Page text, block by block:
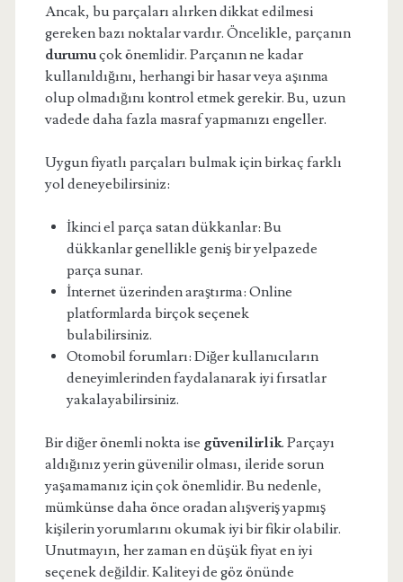
Ancak, bu parçaları alırken dikkat edilmesi
gereken bazı noktalar vardır. Öncelikle, parçanın
durumuçok önemlidir. Parçanın ne kadar
kullanıldığını, herhangi bir hasar veya aşınma
olup olmadığını kontrol etmek gerekir. Bu, uzun
vadede daha fazla masraf yapmanızı engeller.
Uygun fiyatlı parçaları bulmak için birkaç farklı
yol deneyebilirsiniz:
İkinci el parça satan dükkanlar: Bu
dükkanlar genellikle geniş bir yelpazede
parça sunar.
İnternet üzerinden araştırma: Online
platformlarda birçok seçenek
bulabilirsiniz.
Otomobil forumları: Diğer kullanıcıların
deneyimlerinden faydalanarak iyi fırsatlar
yakalayabilirsiniz.
Bir diğer önemli nokta ise güvenilirlik. Parçayı
aldığınız yerin güvenilir olması, ileride sorun
yaşamamanız için çok önemlidir. Bu nedenle,
mümkünse daha önce oradan alışveriş yapmış
kişilerin yorumlarını okumak iyi bir fikir olabilir.
Unutmayın, her zaman en düşük fiyat en iyi
seçenek değildir. Kaliteyi de göz önünde